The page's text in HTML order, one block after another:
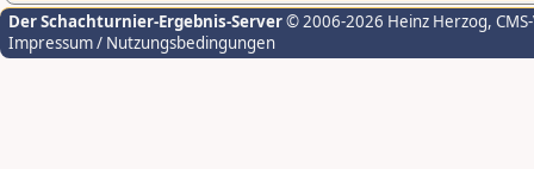
Der Schachturnier-Ergebnis-Server© 2006-2026 Heinz Herzog,
Impressum / Nutzungsbedingungen